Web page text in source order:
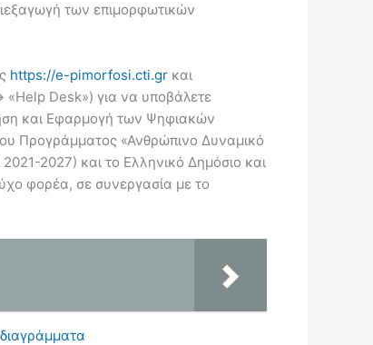
των επιμορφωτικών
https://e-pimorfosi.cti.gr και
«Help Desk») για να υποβάλετε
και Εφαρμογή των Ψηφιακών
Προγράμματος «Ανθρώπινο Δυναμικό
2027) και το Ελληνικό Δημόσιο και
φορέα, σε συνεργασία με το